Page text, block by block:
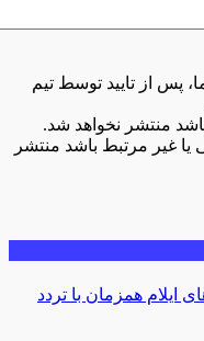
پس از تایید توسط تیم
منتشر نخواهد شد.
یا غیر مرتبط باشد منتشر